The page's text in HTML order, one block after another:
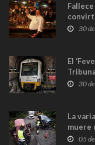
en30
El
30
La
muere
frontal
05